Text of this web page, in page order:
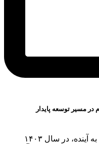
در مسیر توسعه پایدار
شرکت فولاد سنگان با نگاهی راهبردی به آینده، در سال ۱۴۰۳